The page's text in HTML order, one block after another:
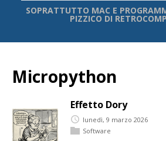
SOPRATTUTTO MAC E
PIZZICO DI
Micropython
Effetto Dory
lunedì, 9 marzo 2026
Software